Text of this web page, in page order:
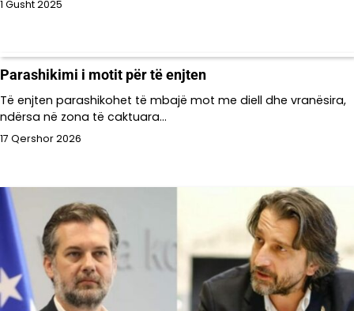
1 Gusht 2025
Parashikimi i motit për të enjten
Të enjten parashikohet të mbajë mot me diell dhe vranësira,
ndërsa në zona të caktuara…
17 Qershor 2026